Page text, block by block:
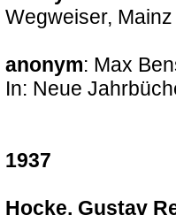
Wegweiser,
anonym: Max
In: Neue
1937
Hocke, Gustav